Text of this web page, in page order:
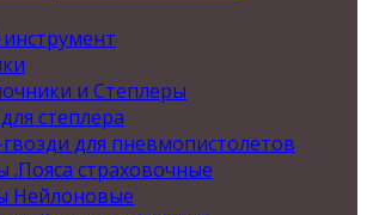
и Степлеры
степлера
для пневмопистолетов
.Пояса страховочные
Нейлоновые